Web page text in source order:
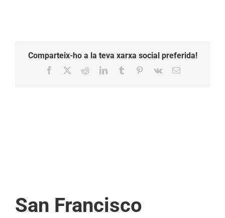
Comparteix-ho a la teva xarxa social preferida!
Facebook RedditLinkedInTumblr Pinterest
Vk Email:
San Francisco